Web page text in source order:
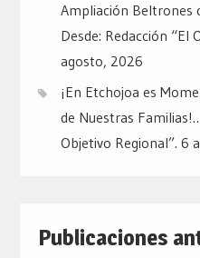
Ampliación Beltrones
Desde: Redacción “El
agosto, 2026
¡En Etchojoa es
de Nuestras
Objetivo Regional”. 6
Publicaciones